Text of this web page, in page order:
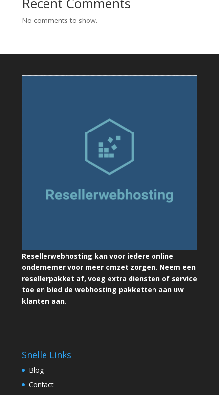
No comments to show.
Resellerwebhosting kan voor iedere online
ondernemer voor meer omzet zorgen. Neem een
resellerpakket af, voeg extra diensten of service
toe en bied de webhosting pakketten aan uw
klanten aan.
Snelle Links
Blog
Contact